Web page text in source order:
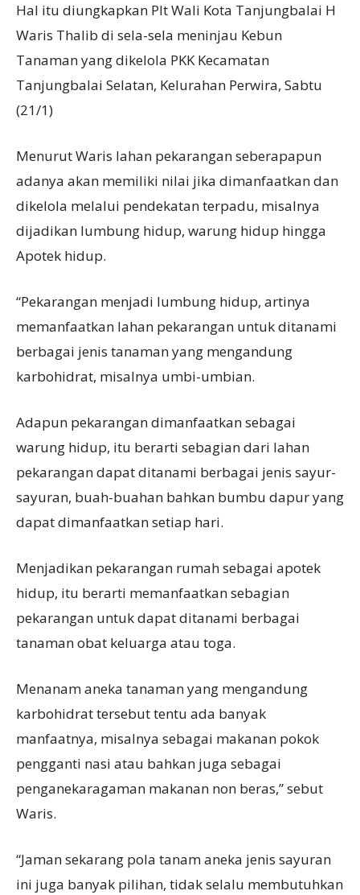
Hal itu diungkapkan Plt Wali Kota Tanjungbalai H
Waris Thalib di sela-sela meninjau Kebun
Tanaman yang dikelola PKK Kecamatan
Tanjungbalai Selatan, Kelurahan Perwira, Sabtu
(21/1)
Menurut Waris lahan pekarangan seberapapun
adanya akan memiliki nilai jika dimanfaatkan dan
dikelola melalui pendekatan terpadu, misalnya
dijadikan lumbung hidup, warung hidup hingga
Apotek hidup.
“Pekarangan menjadi lumbung hidup, artinya
memanfaatkan lahan pekarangan untuk ditanami
berbagai jenis tanaman yang mengandung
karbohidrat, misalnya umbi-umbian.
Adapun pekarangan dimanfaatkan sebagai
warung hidup, itu berarti sebagian dari lahan
pekarangan dapat ditanami berbagai jenis sayur-
sayuran, buah-buahan bahkan bumbu dapur yang
dapat dimanfaatkan setiap hari.
Menjadikan pekarangan rumah sebagai apotek
hidup, itu berarti memanfaatkan sebagian
pekarangan untuk dapat ditanami berbagai
tanaman obat keluarga atau toga.
Menanam aneka tanaman yang mengandung
karbohidrat tersebut tentu ada banyak
manfaatnya, misalnya sebagai makanan pokok
pengganti nasi atau bahkan juga sebagai
penganekaragaman makanan non beras,” sebut
Waris.
“Jaman sekarang pola tanam aneka jenis sayuran
ini juga banyak pilihan, tidak selalu membutuhkan